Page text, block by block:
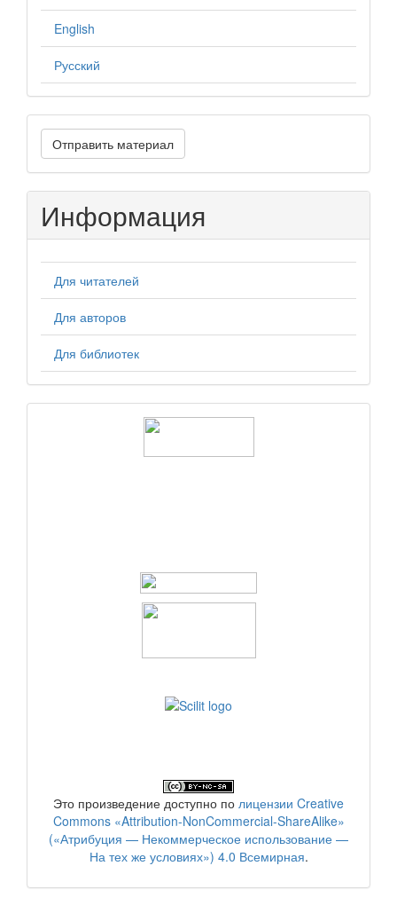
English
Русский
Отправить
материал
Отправить материал
Информация
Для читателей
Для авторов
Для библиотек
Это произведение доступно по лицензии Creative
Commons «Attribution-NonCommercial-ShareAlike»
(«Атрибуция — Некоммерческое использование —
На тех же условиях») 4.0 Всемирная.